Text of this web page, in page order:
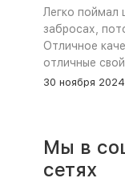
Легко поймал
забросах,
Отличное
отличные
30 ноября 2024
Мы в
сетях